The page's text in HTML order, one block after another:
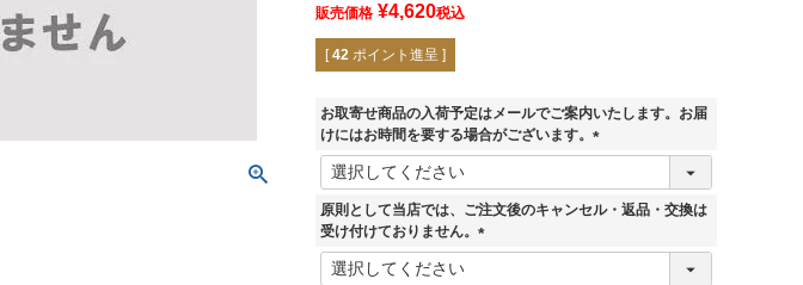
販売価格 ¥4,620税込
[ 42 ポイント進呈 ]
お取寄せ商品の入荷予定はメールでご案内いたします。お届
けにはお時間を要する場合がございます。
(
須
原則として当店では、ご注文後のキャンセル・返品・交換は
受け付けておりません。
(